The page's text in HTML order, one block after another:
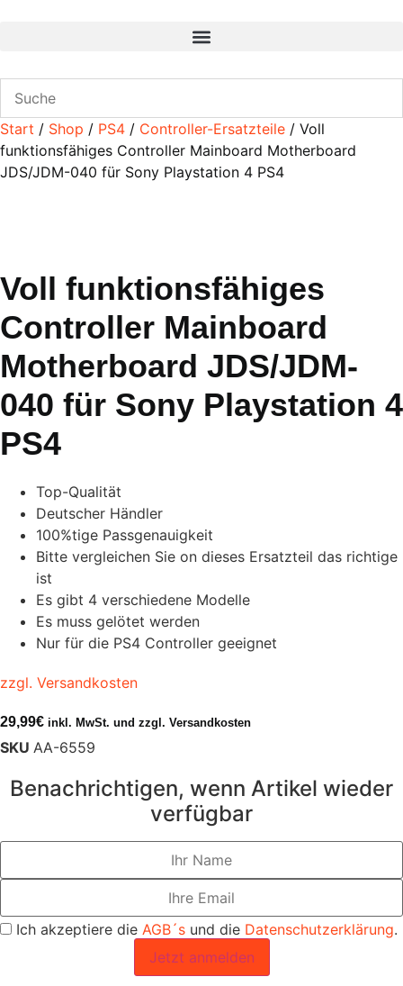
Start / Shop / PS4 / Controller-Ersatzteile / Voll
funktionsfähiges Controller Mainboard Motherboard
JDS/JDM-040 für Sony Playstation 4 PS4
Voll funktionsfähiges
Controller Mainboard
Motherboard JDS/JDM-
040 für Sony Playstation 4
PS4
Top-Qualität
Deutscher Händler
100%tige Passgenauigkeit
Bitte vergleichen Sie on dieses Ersatzteil das richtige
ist
Es gibt 4 verschiedene Modelle
Es muss gelötet werden
Nur für die PS4 Controller geeignet
zzgl. Versandkosten
29,99€ inkl. MwSt. und zzgl. Versandkosten
SKU AA-6559
Benachrichtigen, wenn Artikel wieder
verfügbar
Ich akzeptiere die AGB´s und die Datenschutzerklärung.
Jetzt anmelden